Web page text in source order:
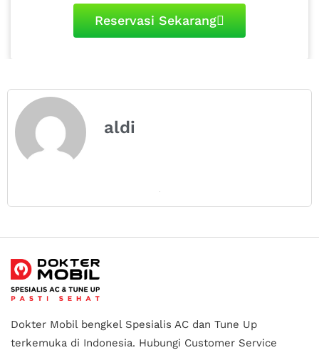
Reservasi Sekarang
aldi
Dokter Mobil bengkel Spesialis AC dan Tune Up
terkemuka di Indonesia. Hubungi Customer Service